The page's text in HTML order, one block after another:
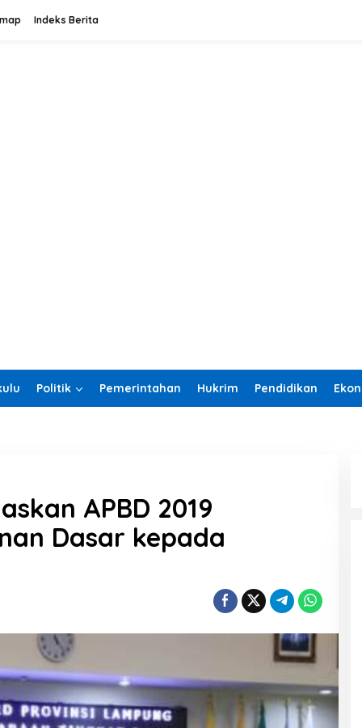
Indeks Berita
Politik Pemerintahan Hukrim Pendidikan
APBD 2019
Dasar kepada